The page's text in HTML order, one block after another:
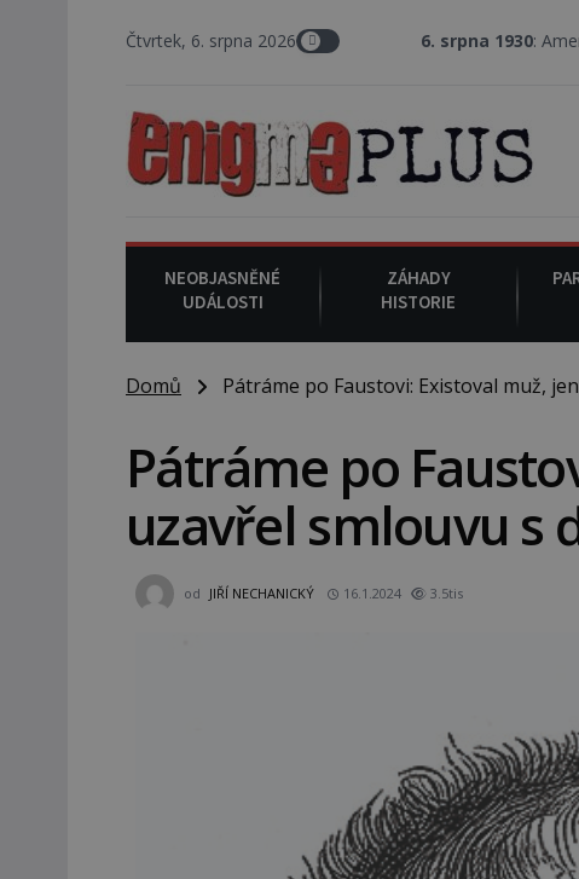
Čtvrtek, 6. srpna 20266. srpna 1930 : Americký vrchní
NEOBJASNĚNÉ
UDÁLOSTI
ZÁHADY
HISTORIE
Domů Pátráme po Faustovi: Existoval muž,
Pátráme po
uzavřel smlouvu s
od JIŘÍ NECHANICKÝ 16.1.2024 3.5tis